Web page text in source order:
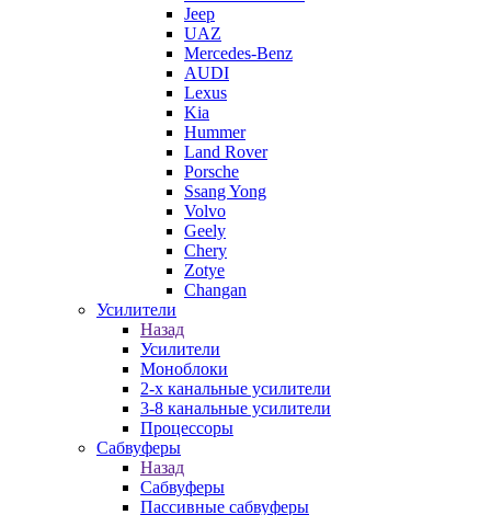
Jeep
UAZ
Mercedes-Benz
AUDI
Lexus
Kia
Hummer
Land Rover
Porsche
Ssang Yong
Volvo
Geely
Chery
Zotye
Changan
Усилители
Назад
Усилители
Моноблоки
2-х канальные усилители
3-8 канальные усилители
Процессоры
Сабвуферы
Назад
Сабвуферы
Пассивные сабвуферы